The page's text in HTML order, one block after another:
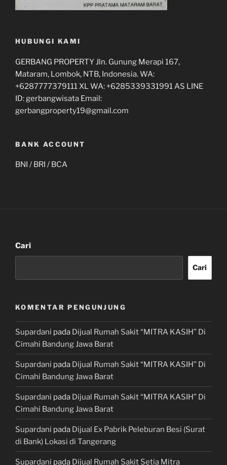
HUBUNGI KAMI
GERBANG PROPERTY Jln. Gunung Merapi 167,
Mataram, Lombok, NTB, Indonesia. WA:
+6287777379111 XL WA: +6285339331991 AS LINE
ID: gerbangwisata Email:
gerbangproperty19@gmail.com
BANK ACCOUNT
BNI / BRI / BCA
Cari
Cari
KOMENTAR PENGUNJUNG
Supardani pada Dijual Rumah Sakit “MITRA KASIH” Di
Cimahi Bandung Jawa Barat
Supardani pada Dijual Rumah Sakit “MITRA KASIH” Di
Cimahi Bandung Jawa Barat
Supardani pada Dijual Rumah Sakit “MITRA KASIH” Di
Cimahi Bandung Jawa Barat
Supardani pada Dijual Ex Pabrik Peleburan Besi (Surat
di Bank) Lokasi di Tangerang
Supardani pada Dijual Rumah Sakit Setia Mitra